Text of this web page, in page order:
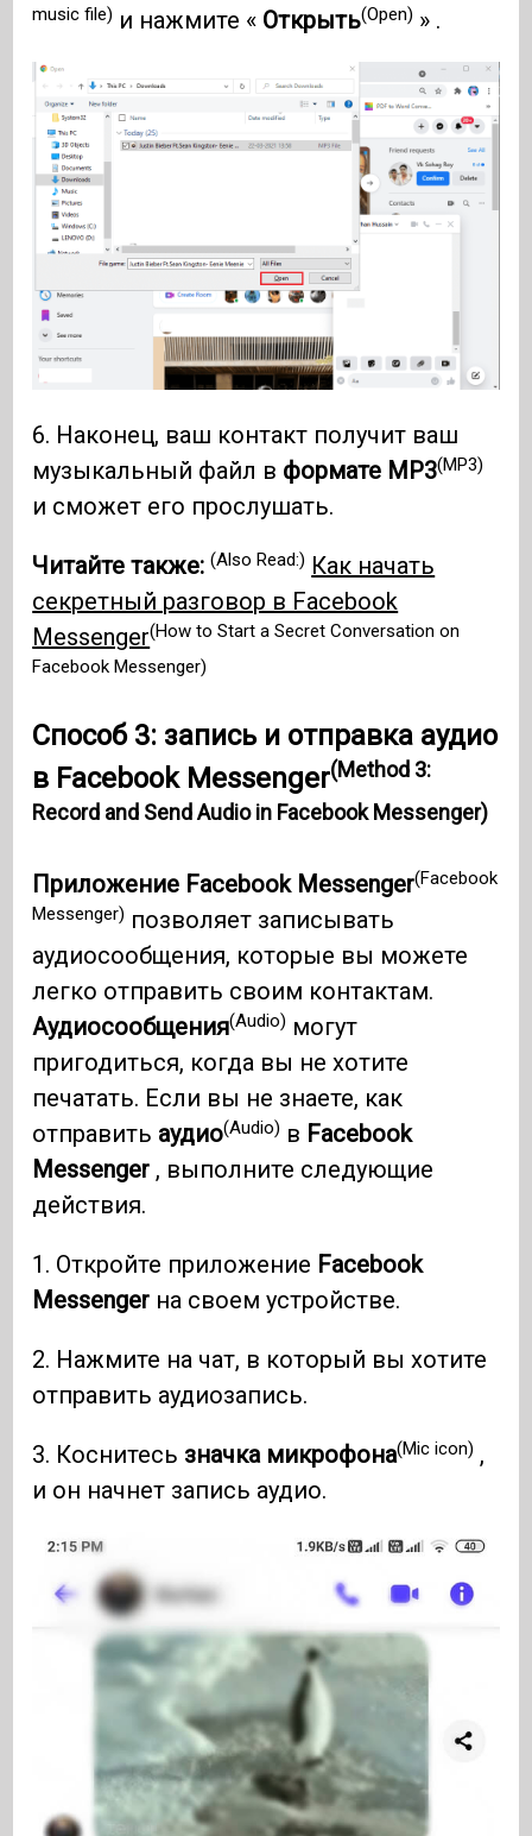
music file) и нажмите « Открыть(Open) » .
6. Наконец, ваш контакт получит ваш
музыкальный файл в формате MP3(MP3)
и сможет его прослушать.
Читайте также:(Also Read:) Как начать
секретный разговор в Facebook
Messenger(How to Start a Secret Conversation on
Facebook Messenger)
Способ 3: запись и отправка аудио
в Facebook Messenger(Method 3:
Record and Send Audio in Facebook Messenger)
Приложение Facebook Messenger(Facebook
Messenger) позволяет записывать
аудиосообщения, которые вы можете
легко отправить своим контактам.
Аудиосообщения(Audio) могут
пригодиться, когда вы не хотите
печатать. Если вы не знаете, как
отправить аудио(Audio) в Facebook
Messenger , выполните следующие
действия.
1. Откройте приложение Facebook
Messenger на своем устройстве.
2. Нажмите на чат, в который вы хотите
отправить аудиозапись.
3. Коснитесь значка микрофона(Mic icon) ,
и он начнет запись аудио.